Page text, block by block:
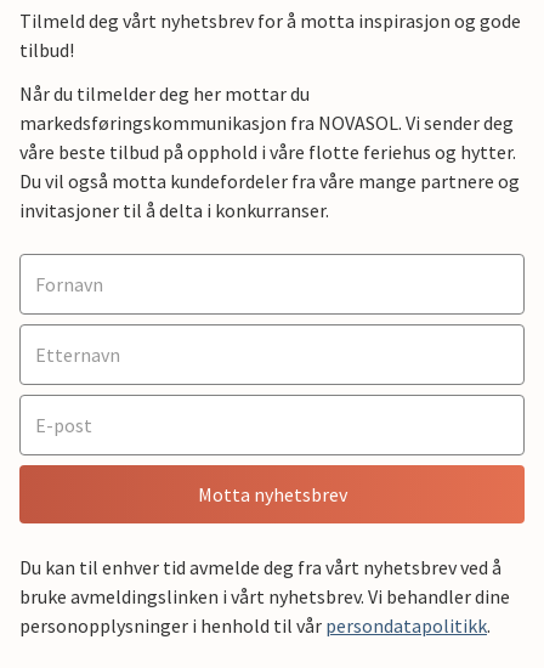
Tilmeld deg vårt nyhetsbrev for å motta inspirasjon og gode
tilbud!
Når du tilmelder deg her mottar du
markedsføringskommunikasjon fra NOVASOL. Vi sender deg
våre beste tilbud på opphold i våre flotte feriehus og hytter.
Du vil også motta kundefordeler fra våre mange partnere og
invitasjoner til å delta i konkurranser.
Motta nyhetsbrev
Du kan til enhver tid avmelde deg fra vårt nyhetsbrev ved å
bruke avmeldingslinken i vårt nyhetsbrev. Vi behandler dine
personopplysninger i henhold til vår persondatapolitikk.